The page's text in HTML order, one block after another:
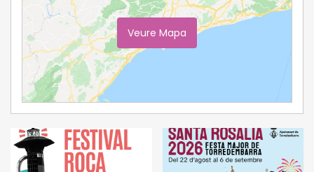
Veure Mapa